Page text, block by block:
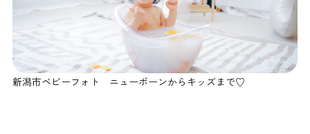
新潟市ベビーフォト ニューボーンからキッズまで♡